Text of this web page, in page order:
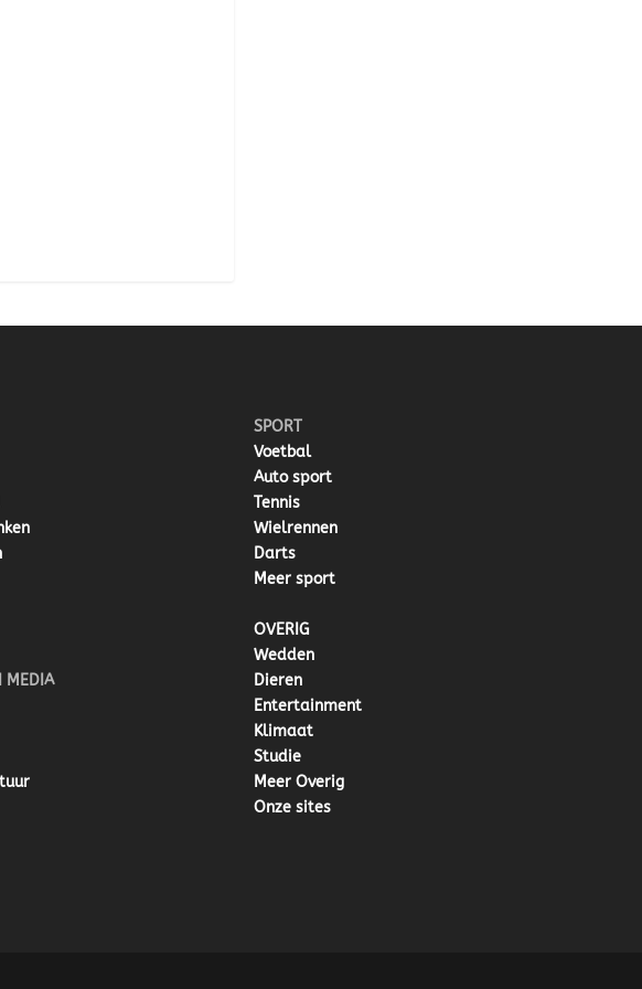
MEDIA
SPORT
Voetbal
Auto sport
Tennis
Wielrennen
Darts
Meer sport
OVERIG
Wedden
Dieren
Entertainment
Klimaat
Studie
Meer Overig
Onze sites